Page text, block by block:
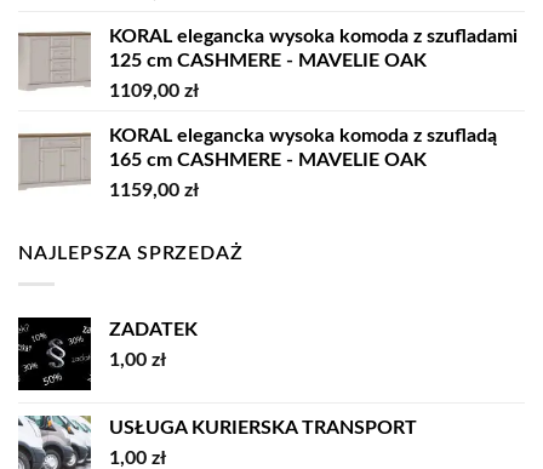
KORAL elegancka wysoka komoda z szufladami
125 cm CASHMERE - MAVELIE OAK
1109,00 zł
KORAL elegancka wysoka komoda z szufladą
165 cm CASHMERE - MAVELIE OAK
1159,00 zł
NAJLEPSZA SPRZEDAŻ
ZADATEK
1,00 zł
USŁUGA KURIERSKA TRANSPORT
1,00 zł